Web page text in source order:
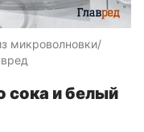
микроволновки/
сока и белый